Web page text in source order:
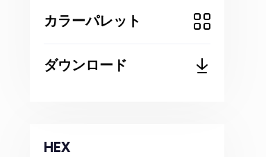
カラーパレット
ダウンロード
HEX